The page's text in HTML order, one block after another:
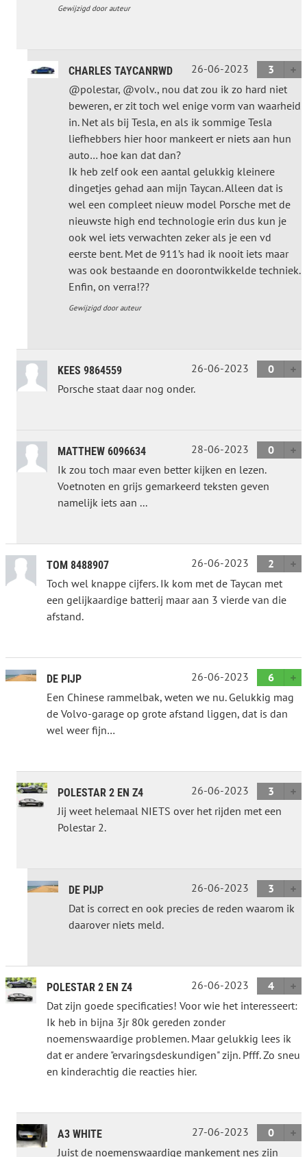
Gewijzigd door auteur
CHARLES TAYCANRWD 26-06-2023
3
@polestar, @volv., nou dat zou ik zo hard niet
beweren, er zit toch wel enige vorm van waarheid
in. Net als bij Tesla, en als ik sommige Tesla
liefhebbers hier hoor mankeert er niets aan hun
auto… hoe kan dat dan?
Ik heb zelf ook een aantal gelukkig kleinere
dingetjes gehad aan mijn Taycan. Alleen dat is
wel een compleet nieuw model Porsche met de
nieuwste high end technologie erin dus kun je
ook wel iets verwachten zeker als je een vd
eerste bent. Met de 911’s had ik nooit iets maar
was ook bestaande en doorontwikkelde techniek.
Enfin, on verra!??
Gewijzigd door auteur
KEES 9864559 26-06-2023
0
Porsche staat daar nog onder.
MATTHEW 6096634 28-06-2023
0
Ik zou toch maar even better kijken en lezen.
Voetnoten en grijs gemarkeerd teksten geven
namelijk iets aan ...
TOM 8488907 26-06-2023
2
Toch wel knappe cijfers. Ik kom met de Taycan met
een gelijkaardige batterij maar aan 3 vierde van die
afstand.
DE PIJP 26-06-2023
6
Een Chinese rammelbak, weten we nu. Gelukkig mag
de Volvo-garage op grote afstand liggen, dat is dan
wel weer fijn…
POLESTAR 2 EN Z4 26-06-2023
3
Jij weet helemaal NIETS over het rijden met een
Polestar 2.
DE PIJP 26-06-2023
3
Dat is correct en ook precies de reden waarom ik
daarover niets meld.
POLESTAR 2 EN Z4 26-06-2023
4
Dat zijn goede specificaties! Voor wie het interesseert:
Ik heb in bijna 3jr 80k gereden zonder
noemenswaardige problemen. Maar gelukkig lees ik
dat er andere "ervaringsdeskundigen" zijn. Pfff. Zo sneu
en kinderachtig die reacties hier.
A3 WHITE 27-06-2023
0
Juist de noemenswaardige mankement nes zijn